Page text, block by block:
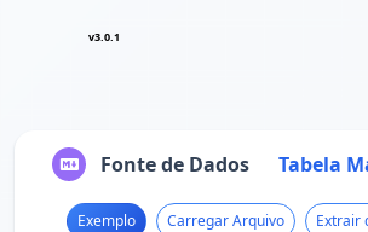
v3.0.1
Fonte de Dados Tabela
Exemplo Carregar Arquivo Extrair